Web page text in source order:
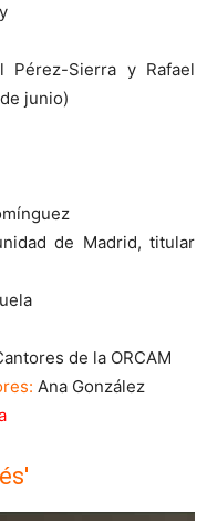
Pérez-Sierra y Rafael
junio)
de Madrid, titular
de la ORCAM
Ana González